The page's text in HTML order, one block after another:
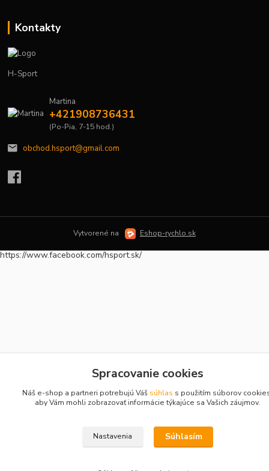
Kontakty
H-Sport
Martina
+421908736431
(Po-Pia, 7-15 hod.)
obchod.hsport@gmail.com
Vytvorené na Eshop-rychlo.sk
https://www.facebook.com/hsport.sk/
Spracovanie cookies
Náš e-shop a partneri potrebujú Váš súhlas s použitím súborov
aby Vám mohli zobrazovať informácie týkajúce sa Vašich záujmov.
Nastavenia Súhlasím